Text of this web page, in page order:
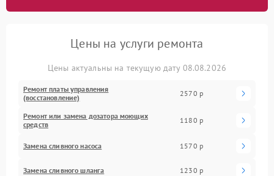
Цены на услуги ремонта
Цены актуальны на текущую дату 08.08.2026
Ремонт платы управления
(восстановление)
2570 р
Ремонт или замена дозатора моющих
средств
1180 р
Замена сливного насоса 1570 р
Замена сливного шланга 1230 р